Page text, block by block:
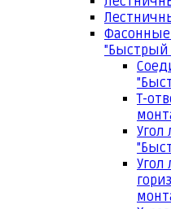
Фасонные
"Быстрый
Т-
Угол